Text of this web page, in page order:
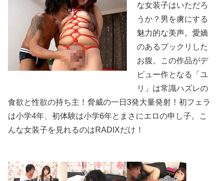
な女装子はいただろ
うか？男を虜にする
魅力的な美声。愛嬌
のあるプックリした
お腹。この作品がデ
ビュー作となる「ユ
リ」は常識ハズレの
食欲と性欲の持ち主！脅威の一日3発大量発射！初フェラ
は小学4年、初体験は小学6年とまさにエロの申し子。こ
んな女装子を見れるのはRADIXだけ！